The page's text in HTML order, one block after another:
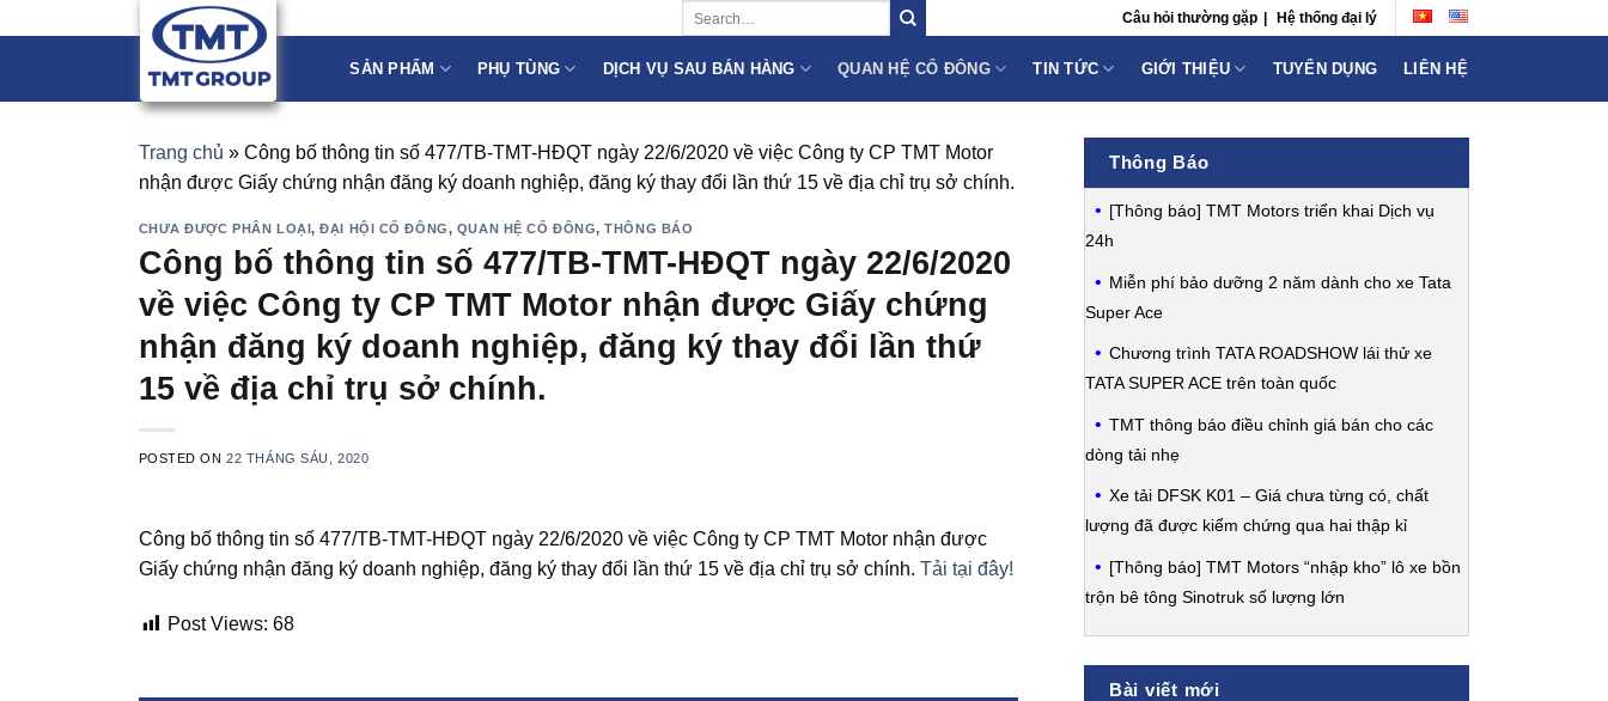
Câu hỏi thường gặp | Hệ thống đại lý
SẢN PHẨM PHỤ TÙNG DỊCH VỤ SAU BÁN HÀNG QUAN HỆ CỔ ĐÔNG TIN TỨC GIỚI THIỆU TUYỂN DỤNG LIÊN HỆ
Trang chủ » Công bố thông tin số 477/TB-TMT-HĐQT ngày 22/6/2020 về việc Công ty CP TMT Motor
nhận được Giấy chứng nhận đăng ký doanh nghiệp, đăng ký thay đổi lần thứ 15 về địa chỉ trụ sở chính.
CHƯA ĐƯỢC PHÂN LOẠI,ĐẠI HỘI CỔ ĐÔNG, QUAN HỆ CỔ ĐÔNG,THÔNG BÁO
Công bố thông tin số 477/TB-TMT-HĐQT ngày 22/6/2020
về việc Công ty CP TMT Motor nhận được Giấy chứng
nhận đăng ký doanh nghiệp, đăng ký thay đổi lần thứ
15 về địa chỉ trụ sở chính.
POSTED ON22 THÁNG SÁU, 2020
Công bố thông tin số 477/TB-TMT-HĐQT ngày 22/6/2020 về việc Công ty CP TMT Motor nhận được
Giấy chứng nhận đăng ký doanh nghiệp, đăng ký thay đổi lần thứ 15 về địa chỉ trụ sở chính. Tải tại đây!
Post Views: 68
Thông Báo
[Thông báo] TMT Motors triển khai Dịch vụ
24h
Miễn phí bảo dưỡng 2 năm dành cho xe Tata
Super Ace
Chương trình TATA ROADSHOW lái thử xe
TATA SUPER ACE trên toàn quốc
TMT thông báo điều chỉnh giá bán cho các
dòng tải nhẹ
Xe tải DFSK K01 – Giá chưa từng có, chất
lượng đã được kiểm chứng qua hai thập kỉ
[Thông báo] TMT Motors “nhập kho” lô xe bồn
trộn bê tông Sinotruk số lượng lớn
Bài viết mới